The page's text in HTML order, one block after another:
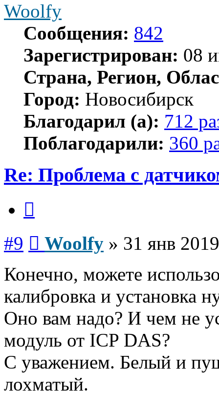
Woolfy
Сообщения: 842
Зарегистрирован: 08
Страна, Регион,
Город: Новосибирск
Благодарил (а): 712
Поблагодарили: 360
Re: Проблема с
#9 Woolfy » 31 янв
Конечно, можете
калибровка и установка
Оно вам надо? И чем не
модуль от ICP DAS?
С уважением. Белый и
лохматый.